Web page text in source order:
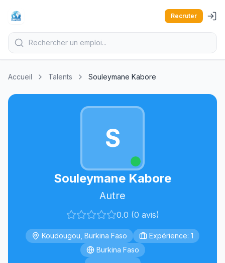
Recruter
Accueil Talents Souleymane Kabore
S
Souleymane Kabore
Autre
0.0 (0 avis)
Koudougou, Burkina Faso
Expérience: 1
Burkina Faso